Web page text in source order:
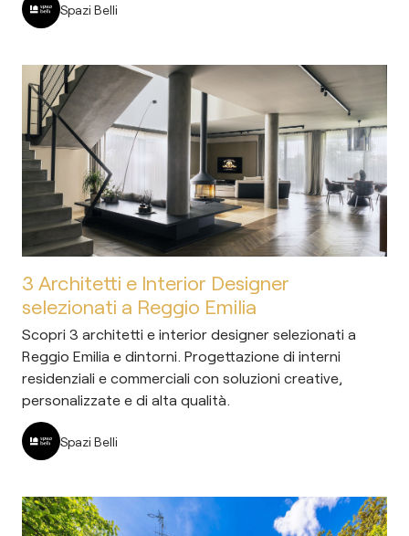
Spazi Belli
3 Architetti e Interior Designer
selezionati a Reggio Emilia
Scopri 3 architetti e interior designer selezionati a
Reggio Emilia e dintorni. Progettazione di interni
residenziali e commerciali con soluzioni creative,
personalizzate e di alta qualità.
Spazi Belli